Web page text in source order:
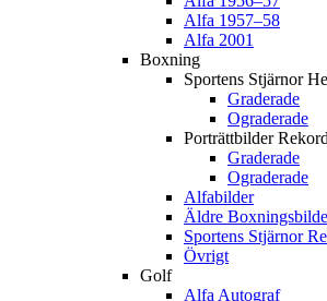
Alfa 1957–58
Alfa 2001
Boxning
Sportens Stjärnor
Graderade
Ograderade
Porträttbilder
Graderade
Ograderade
Alfabilder
Äldre
Sportens Stjärnor
Övrigt
Golf
Alfa Autograf